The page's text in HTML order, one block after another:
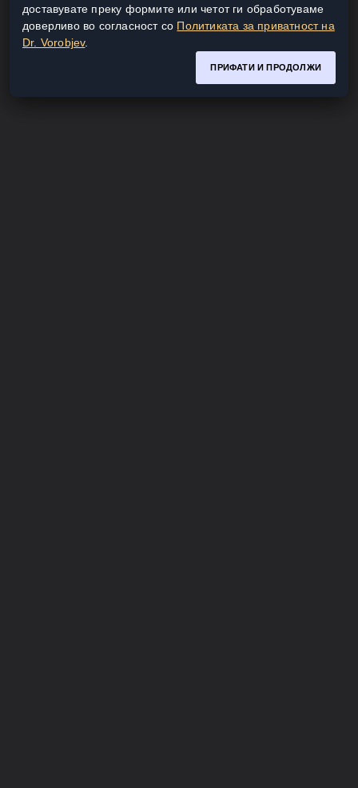
доставувате преку формите или четот ги обработуваме
доверливо во согласност со Политиката за приватност на
Dr. Vorobjev.
ПРИФАТИ И ПРОДОЛЖИ